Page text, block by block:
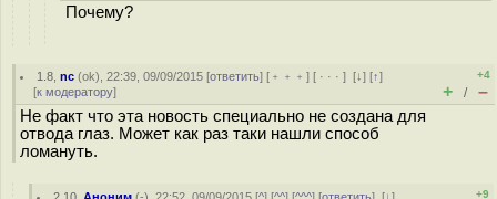
Почему?
1.8 ,nc (ok), 22:39, 09/09/2015 [ответить] [ ﹢﹢﹢] [ · · ·][↓] [↑]
[к модератору]
+4
+ / –
Не факт что эта новость специально не создана для
отвода глаз. Может как раз таки нашли способ
ломануть.
+9